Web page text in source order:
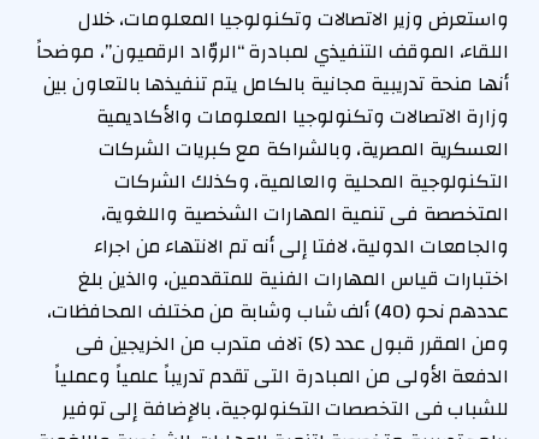
واستعرض وزير الاتصالات وتكنولوجيا المعلومات، خلال
اللقاء، الموقف التنفيذي لمبادرة “الروّاد الرقميون”، موضحاً
أنها منحة تدريبية مجانية بالكامل يتم تنفيذها بالتعاون بين
وزارة الاتصالات وتكنولوجيا المعلومات والأكاديمية
العسكرية المصرية، وبالشراكة مع كبريات الشركات
التكنولوجية المحلية والعالمية، وكذلك الشركات
المتخصصة فى تنمية المهارات الشخصية واللغوية،
والجامعات الدولية، لافتا إلى أنه تم الانتهاء من اجراء
اختبارات قياس المهارات الفنية للمتقدمين، والذين بلغ
عددهم نحو (40) ألف شاب وشابة من مختلف المحافظات،
ومن المقرر قبول عدد (5) آلاف متدرب من الخريجين فى
الدفعة الأولى من المبادرة التى تقدم تدريباً علمياً وعملياً
للشباب فى التخصصات التكنولوجية، بالإضافة إلى توفير